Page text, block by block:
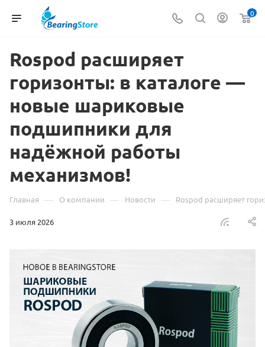
0
Rospod расширяет
горизонты: в каталоге —
новые шариковые
подшипники для
надёжной работы
механизмов!
Главная — О компании — Новости — Rospod расширяет
3 июля 2026